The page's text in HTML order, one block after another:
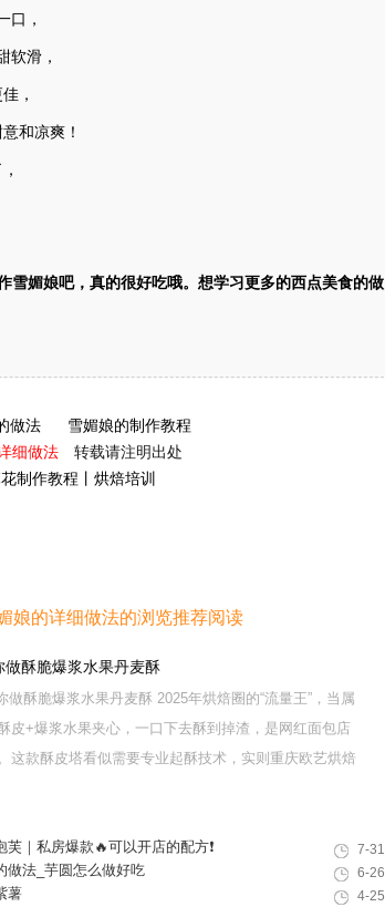
口，
软滑，
，
和凉爽！
媚娘吧，真的很好吃哦。想学习更多的西点美食的做
做法
雪媚娘的制作教程
细做法
转载请注明出处
制作教程丨烘焙培训
娘的详细做法的浏览推荐阅读
酥脆爆浆水果丹麦酥
酥脆爆浆水果丹麦酥 2025年烘焙圈的“流量王”，当属
皮+爆浆水果夹心，一口下去酥到掉渣，是网红面包店
这款酥皮塔看似需要专业起酥技术，实则重庆欧艺烘焙
芙｜私房爆款🔥可以开店的配方❗️ 7-31
做法_芋圆怎么做好吃 6-26
薯 4-25